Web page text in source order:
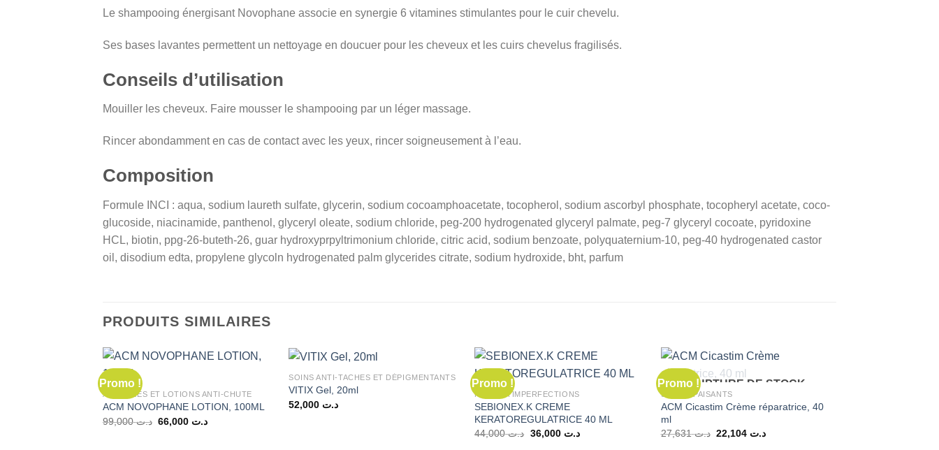
Le shampooing énergisant Novophane associe en synergie 6 vitamines stimulantes pour le cuir chevelu.
Ses bases lavantes permettent un nettoyage en doucuer pour les cheveux et les cuirs chevelus fragilisés.
Conseils d’utilisation
Mouiller les cheveux. Faire mousser le shampooing par un léger massage.
Rincer abondamment en cas de contact avec les yeux, rincer soigneusement à l’eau.
Composition
Formule INCI : aqua, sodium laureth sulfate, glycerin, sodium cocoamphoacetate, tocopherol, sodium ascorbyl phosphate, tocopheryl acetate, coco-
glucoside, niacinamide, panthenol, glyceryl oleate, sodium chloride, peg-200 hydrogenated glyceryl palmate, peg-7 glyceryl cocoate, pyridoxine
HCL, biotin, ppg-26-buteth-26, guar hydroxyprpyltrimonium chloride, citric acid, sodium benzoate, polyquaternium-10, peg-40 hydrogenated castor
oil, disodium edta, propylene glycoln hydrogenated palm glycerides citrate, sodium hydroxide, bht, parfum
PRODUITS SIMILAIRES
Promo !
AMPOULES ET LOTIONS ANTI-CHUTE
ACM NOVOPHANE LOTION, 100ML
د.ت99,000
Le
د.تLe
SOINS ANTI-TACHES ET DÉPIGMENTANTS
VITIX Gel, 20ml
د.ت
Promo !
PEAUX À IMPERFECTIONS
SEBIONEX.K CREME
KERATOREGULATRICE 40 ML
د.ت44,000
Le
د.ت 36,000
Le
Promo !RUPTURE DE STOCK
SOINS APAISANTS
ACM Cicastim Crème réparatrice, 40
ml
د.ت27,631
Le
د.ت 22,104
Le